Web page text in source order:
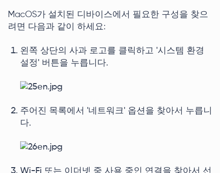
MacOS가 설치된 디바이스에서 필요한 구성을 찾으
려면 다음과 같이 하세요:
왼쪽 상단의 사과 로고를 클릭하고 '시스템 환경
설정' 버튼을 누릅니다.
주어진 목록에서 '네트워크' 옵션을 찾아서 누릅니
다.
Wi-Fi 또는 이더넷 중 사용 중인 연결을 찾아서 선